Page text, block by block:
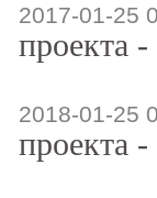
2017-01-25
проекта
2018-01-25
проекта